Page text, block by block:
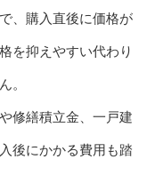
、購入直後に価格が
を抑えやすい代わり
。
修繕積立金、一戸建
後にかかる費用も踏